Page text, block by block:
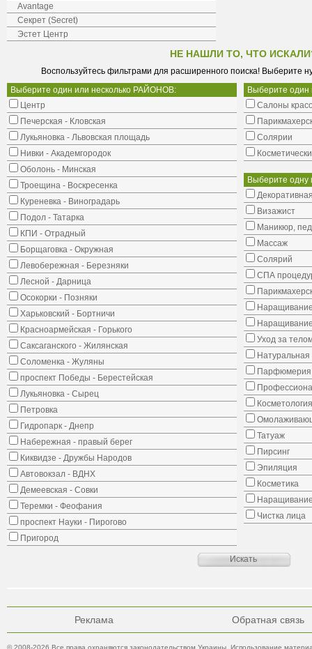
Avantage
Секрет (Secret)
Эстет Центр
НЕ НАШЛИ ТО, ЧТО
Воспользуйтесь фильтрами для расширенного поиска! Выберите
Выберите один или несколько РАЙОНОВ:
Центр
Печерская - Кловская
Лукьяновка - Львовская площадь
Нивки - Академгородок
Оболонь - Минская
Троещина - Воскресенка
Куреневка - Виноградарь
Подол - Татарка
КПИ - Отрадный
Борщаговка - Окружная
Левобережная - Березняки
Лесной - Дарница
Осокорки - Позняки
Харьковский - Бортничи
Красноармейская - Горького
Саксаганского - Жилянская
Соломенка - Жуляны
проспект Победы - Берестейская
Лукьяновка - Сырец
Петровка
Гидропарк - Днепр
Набережная - правый берег
Киквидзе - Дружбы Народов
Автовокзал - ВДНХ
Демеевская - Совки
Теремки - Феофания
проспект Науки - Пирогово
Пригород
Выберите
Салоны
Солярии
Выберите одну
Визажист
Маникюр,
Массаж
Солярий
СПА
Уход за
Натуральная
Парфюмерия
Косметология
Татуаж
Пирсинг
Эпиляция
Косметика
Чистка лица
Реклама Обратная связь
© 2008-2026 Все права охраняются законодательством Украины. Использование